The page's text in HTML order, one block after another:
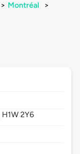
> Montréal
>
H1W 2Y6